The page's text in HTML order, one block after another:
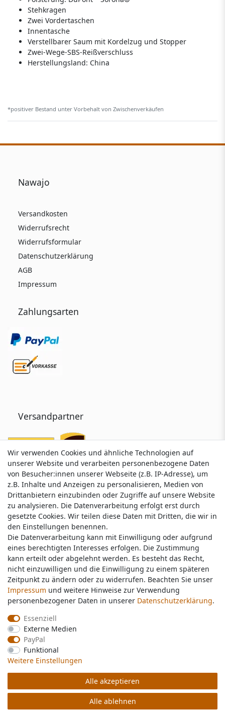
Stehkragen
Zwei Vordertaschen
Innentasche
Verstellbarer Saum mit Kordelzug und Stopper
Zwei-Wege-SBS-Reißverschluss
Herstellungsland: China
*positiver Bestand unter Vorbehalt von Zwischenverkäufen
Nawajo
Versandkosten
Widerrufsrecht
Widerrufsformular
Datenschutzerklärung
AGB
Impressum
Zahlungsarten
Versandpartner
Service & Kontakt
Wünschen Sie einen Rückruf?
service@nawajo.de
Schreiben Sie uns:
service@nawajo.de
Durchschnittliche Bewertung von
Bewertungsgrundlage des Anbieters: 5 Verkaufs- und 3 Bewertungsplattformen
© Copyright 2026 nawajo.de | Alle Rechte vorbehalten.
Wir verwenden Cookies und ähnliche Technologien auf
unserer Website und verarbeiten personenbezogene Daten
von Besucher:innen unserer Webseite (z.B. IP-Adresse), um
z.B. Inhalte und Anzeigen zu personalisieren, Medien von
Drittanbietern einzubinden oder Zugriffe auf unsere Website
zu analysieren. Die Datenverarbeitung erfolgt erst durch
gesetzte Cookies. Wir teilen diese Daten mit Dritten, die wir in
den Einstellungen benennen.
Die Datenverarbeitung kann mit Einwilligung oder aufgrund
eines berechtigten Interesses erfolgen. Die Zustimmung
kann erteilt oder abgelehnt werden. Es besteht das Recht,
nicht einzuwilligen und die Einwilligung zu einem späteren
Zeitpunkt zu ändern oder zu widerrufen. Beachten Sie unser
Impressum und weitere Hinweise zur Verwendung
personenbezogener Daten in unserer Daten­schutz­erklärung.
Essenziell
Externe Medien
PayPal
Funktional
Weitere Einstellungen
Alle akzeptieren
Alle ablehnen
Wir verwenden Cookies und ähnliche Technologien auf
unserer Website und verarbeiten personenbezogene Daten
von Besucher:innen unserer Webseite (z.B. IP-Adresse), um
z.B. Inhalte und Anzeigen zu personalisieren, Medien von
Drittanbietern einzubinden oder Zugriffe auf unsere Website
zu analysieren. Die Datenverarbeitung erfolgt erst durch
gesetzte Cookies. Wir teilen diese Daten mit Dritten, die wir in
den Einstellungen benennen.
Die Datenverarbeitung kann mit Einwilligung oder aufgrund
eines berechtigten Interesses erfolgen. Die Zustimmung
kann erteilt oder abgelehnt werden. Es besteht das Recht,
nicht einzuwilligen und die Einwilligung zu einem späteren
Zeitpunkt zu ändern oder zu widerrufen. Beachten Sie unser
Impressum und weitere Hinweise zur Verwendung
personenbezogener Daten in unserer Daten­schutz­erklärung.
Essenziell
Externe Medien
PayPal
Funktional
Weitere Einstellungen
Alle akzeptieren
Alle ablehnen